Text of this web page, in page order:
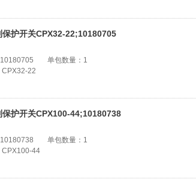
保护开关CPX32-22;10180705
10180705 单包数量： 1
CPX32-22
保护开关CPX100-44;10180738
10180738 单包数量： 1
CPX100-44